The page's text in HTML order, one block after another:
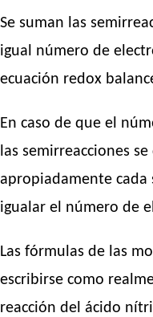
Se suman las
igual número de
ecuación redox
En caso de que el
las semirreacciones
apropiadamente cada
igualar el número de
Las fórmulas de las
escribirse como
reacción del ácido